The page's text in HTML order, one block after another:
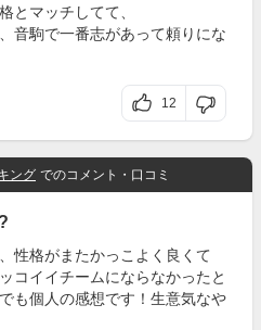
とマッチしてて、
音駒で一番志があって頼りにな
12
ング でのコメント・口コミ
性格がまたかっこよく良くて
コイイチームにならなかったと
も個人の感想です！生意気なや